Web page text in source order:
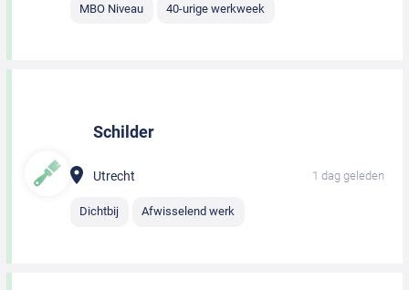
MBO Niveau 40-urige werkweek
Schilder
Utrecht 1 dag geleden
Dichtbij Afwisselend werk